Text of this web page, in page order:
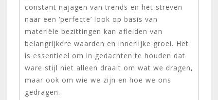
constant najagen van trends en het streven
naar een ‘perfecte’ look op basis van
materiële bezittingen kan afleiden van
belangrijkere waarden en innerlijke groei. Het
is essentieel om in gedachten te houden dat
ware stijl niet alleen draait om wat we dragen,
maar ook om wie we zijn en hoe we ons
gedragen.